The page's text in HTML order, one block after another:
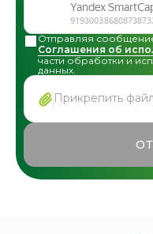
Отправляя
Соглашения об
части обработки и
данных.
Прикрепить файл